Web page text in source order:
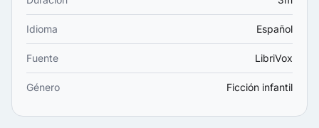
Idioma Español
Fuente LibriVox
Género Ficción infantil